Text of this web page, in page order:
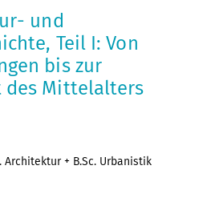
und
Teil I: Von
bis zur
des Mittelalters
Architektur + B.Sc. Urbanistik